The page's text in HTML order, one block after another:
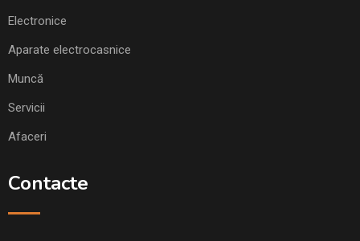
Electronice
Aparate electrocasnice
Muncă
Servicii
Afaceri
Contacte